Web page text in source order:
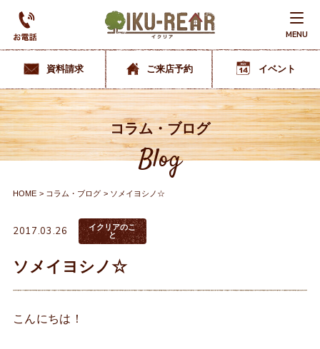
MENU
資料請求 ご来店予約 イベント
コラム・ブログ
Blog
HOME コラム・ブログ ソメイヨシノ☆
2017.03.26
イクリアのこ
と
ソメイヨシノ☆
こんにちは！